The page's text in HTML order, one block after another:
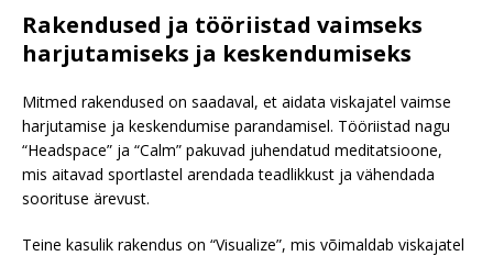
Rakendused ja tööriistad vaimseks
harjutamiseks ja keskendumiseks
Mitmed rakendused on saadaval, et aidata viskajatel vaimse
harjutamise ja keskendumise parandamisel. Tööriistad nagu
“Headspace” ja “Calm” pakuvad juhendatud meditatsioone,
mis aitavad sportlastel arendada teadlikkust ja vähendada
soorituse ärevust.
Teine kasulik rakendus on “Visualize”, mis võimaldab viskajatel